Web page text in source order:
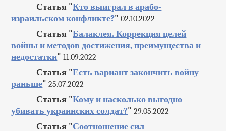
Статья "Кто выиграл в арабо-
израильском конфликте?" 02.10.2022
Статья "Балаклея. Коррекция целей
войны и методов достижения, преимущества и
недостатки" 11.09.2022
Статья "Есть вариант закончить войну
раньше" 25.07.2022
Статья "Кому и насколько выгодно
убивать украинских солдат?" 29.05.2022
Статья "Соотношение сил